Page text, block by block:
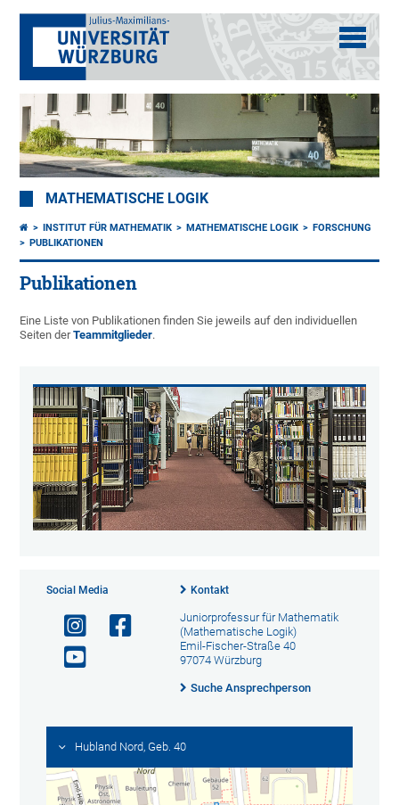
MATHEMATISCHE LOGIK
INSTITUT FÜR MATHEMATIK MATHEMATISCHE LOGIK
FORSCHUNG
PUBLIKATIONEN
Publikationen
Eine Liste von Publikationen finden Sie jeweils auf den individuellen
Seiten derTeammitglieder.
Social Media Kontakt
Juniorprofessur für Mathematik
(Mathematische Logik)
Emil-Fischer-Straße 40
97074 Würzburg
Suche Ansprechperson
Hubland Nord, Geb. 40